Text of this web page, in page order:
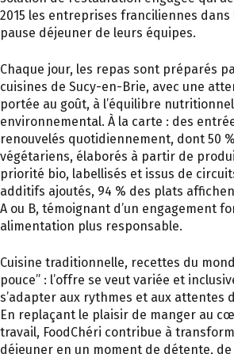
2015 les entreprises franciliennes dans
pause déjeuner de leurs équipes.
Chaque jour, les repas sont préparés
cuisines de Sucy-en-Brie, avec une
portée au goût, à l’équilibre
environnemental. À la carte : des
renouvelés quotidiennement, dont 50
végétariens, élaborés à partir de
priorité bio, labellisés et issus de
additifs ajoutés, 94 % des plats
A ou B, témoignant d’un engagement
alimentation plus responsable.
Cuisine traditionnelle, recettes du
pouce” : l’offre se veut variée et
s’adapter aux rythmes et aux attentes
En replaçant le plaisir de manger au
travail, FoodChéri contribue à
déjeuner en un moment de détente,